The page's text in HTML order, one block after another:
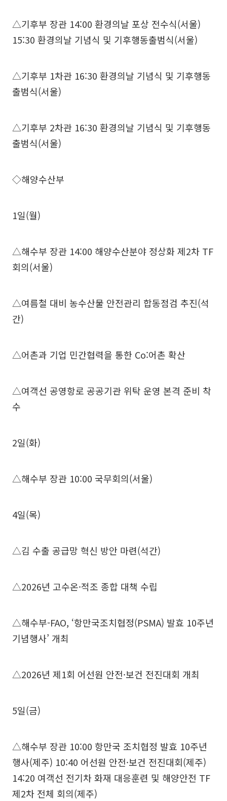
△기후부 장관 14:00 환경의날 포상 전수식(서울)
15:30 환경의날 기념식 및 기후행동출범식(서울)
△기후부 1차관 16:30 환경의날 기념식 및 기후행동
출범식(서울)
△기후부 2차관 16:30 환경의날 기념식 및 기후행동
출범식(서울)
◇해양수산부
1일(월)
△해수부 장관 14:00 해양수산분야 정상화 제2차 TF
회의(서울)
△여름철 대비 농수산물 안전관리 합동점검 추진(석
간)
△어촌과 기업 민간협력을 통한 Co:어촌 확산
△여객선 공영항로 공공기관 위탁 운영 본격 준비 착
수
2일(화)
△해수부 장관 10:00 국무회의(서울)
4일(목)
△김 수출 공급망 혁신 방안 마련(석간)
△2026년 고수온·적조 종합 대책 수립
△해수부-FAO, ‘항만국조치협정(PSMA) 발효 10주년
기념행사’ 개최
△2026년 제1회 어선원 안전·보건 전진대회 개최
5일(금)
△해수부 장관 10:00 항만국 조치협정 발효 10주년
행사(제주) 10:40 어선원 안전·보건 전진대회(제주)
14:20 여객선 전기차 화재 대응훈련 및 해양안전 TF
제2차 전체 회의(제주)